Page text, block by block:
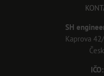
SH
Kaprova
IČO: